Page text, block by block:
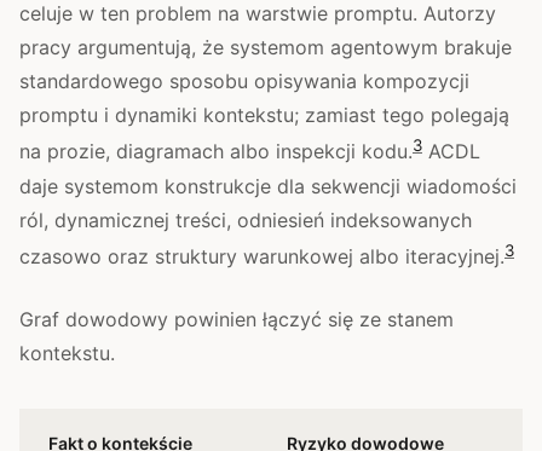
celuje w ten problem na warstwie promptu. Autorzy
pracy argumentują, że systemom agentowym brakuje
standardowego sposobu opisywania kompozycji
promptu i dynamiki kontekstu; zamiast tego polegają
na prozie, diagramach albo inspekcji kodu.3 ACDL
daje systemom konstrukcje dla sekwencji wiadomości
ról, dynamicznej treści, odniesień indeksowanych
czasowo oraz struktury warunkowej albo iteracyjnej.3
Graf dowodowy powinien łączyć się ze stanem
kontekstu.
Fakt o kontekście Ryzyko dowodowe